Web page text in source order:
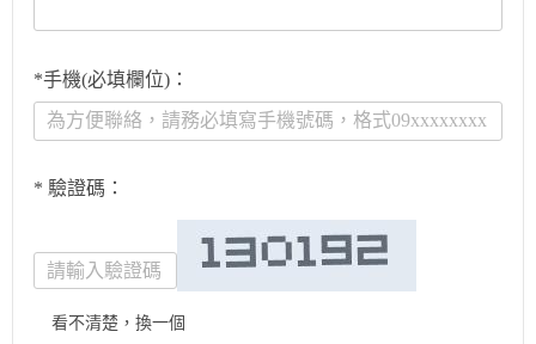
*手機(必填欄位)：
* 驗證碼：
看不清楚，換一個